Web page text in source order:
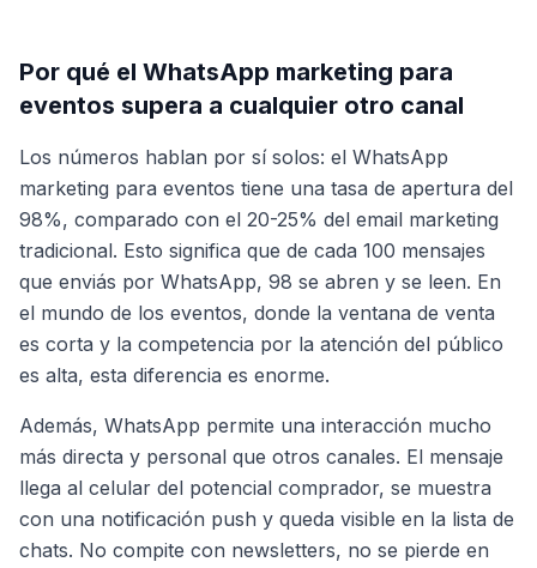
Por qué el WhatsApp marketing para
eventos supera a cualquier otro canal
Los números hablan por sí solos: el WhatsApp
marketing para eventos tiene una tasa de apertura del
98%, comparado con el 20-25% del email marketing
tradicional. Esto significa que de cada 100 mensajes
que enviás por WhatsApp, 98 se abren y se leen. En
el mundo de los eventos, donde la ventana de venta
es corta y la competencia por la atención del público
es alta, esta diferencia es enorme.
Además, WhatsApp permite una interacción mucho
más directa y personal que otros canales. El mensaje
llega al celular del potencial comprador, se muestra
con una notificación push y queda visible en la lista de
chats. No compite con newsletters, no se pierde en